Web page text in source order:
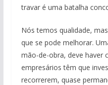
travar é uma batalha
Nós temos qualidade,
que se pode melhorar.
mão-de-obra, deve haver
empresários têm que
recorrerem, quase